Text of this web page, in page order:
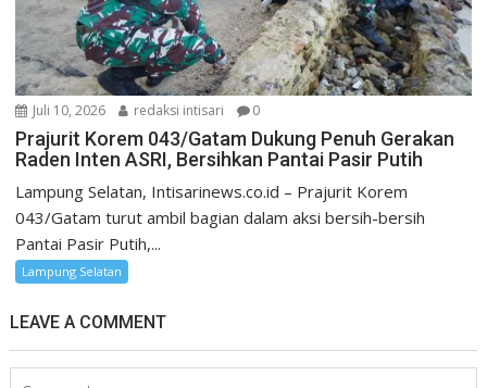
Juli 10, 2026 redaksi intisari 0
Prajurit Korem 043/Gatam Dukung Penuh Gerakan
Raden Inten ASRI, Bersihkan Pantai Pasir Putih
Lampung Selatan, Intisarinews.co.id – Prajurit Korem
043/Gatam turut ambil bagian dalam aksi bersih-bersih
Pantai Pasir Putih,...
Lampung Selatan
LEAVE A COMMENT